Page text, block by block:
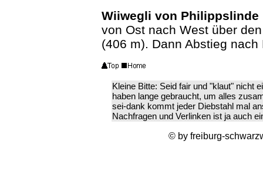
Wiiwegli von Philippslinde
von Ost nach West über
(406 m). Dann Abstieg nach
Kleine Bitte: Seid fair und "klaut" nicht
haben lange gebraucht, um alles
sei-dank kommt jeder Diebstahl mal
Nachfragen und Verlinken ist ja auch
© by freiburg-